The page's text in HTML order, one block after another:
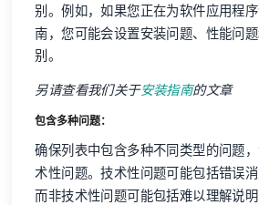
别。例如，如果您正在为软件应用程
南，您可能会设置安装问题、性能问
别。
另请查看我们关于安装指南的文章
包含多种问题：
确保列表中包含多种不同类型的问题
术性问题。技术性问题可能包括错误消
而非技术性问题可能包括难以理解说明